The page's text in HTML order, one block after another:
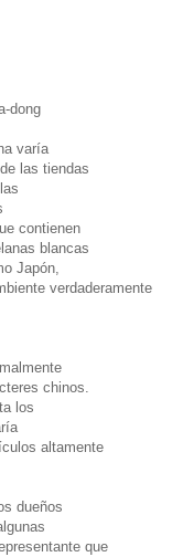
dong
varía
las tiendas
contienen
blancas
Japón,
verdaderamente
chinos.
los
altamente
dueños
que